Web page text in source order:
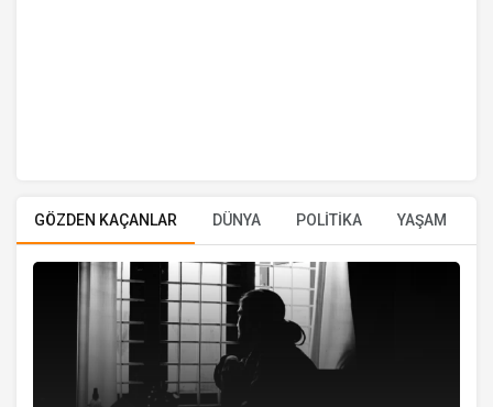
GÖZDEN KAÇANLAR DÜNYA POLİTİKA YAŞAM